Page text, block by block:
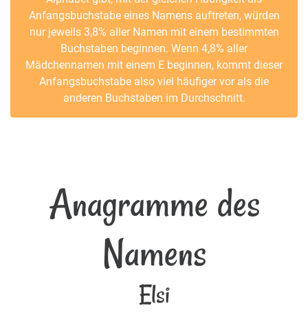
Anfangsbuchstabe eines Namens auftreten, würden
nur jeweils 3,8% aller Namen mit einem bestimmten
Buchstaben beginnen. Wenn 4,8% aller
Mädchennamen mit einem E beginnen, kommt dieser
Anfangsbuchstabe also viel häufiger vor als die
anderen Buchstaben im Durchschnitt.
Anagramme des
Namens
Elsi